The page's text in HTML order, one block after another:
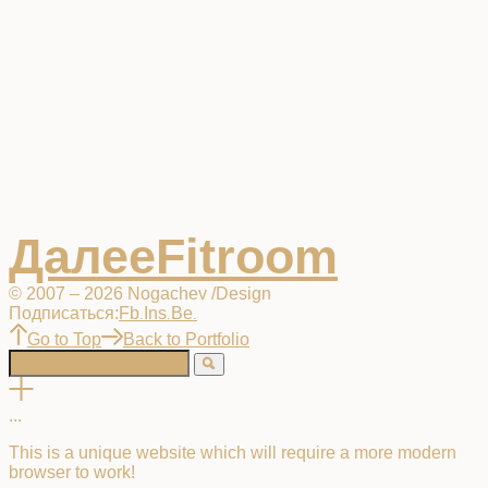
ДалееFitroom
© 2007 – 2026 Nogachev /Design
Подписаться: Fb. Ins. Be.
Go to Top Back to Portfolio
...
This is a unique website which will require a more modern
browser to work!